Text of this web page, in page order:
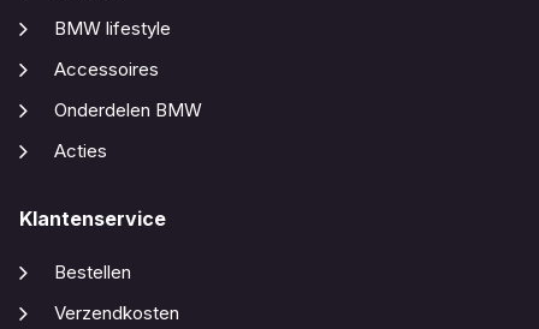
BMW lifestyle
Accessoires
Onderdelen BMW
Acties
Klantenservice
Bestellen
Verzendkosten